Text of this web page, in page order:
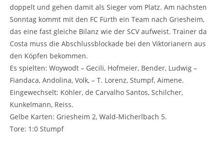
doppelt und gehen damit als Sieger vom Platz. Am nächsten
Sonntag kommt mit den FC Fürth ein Team nach Griesheim,
das eine fast gleiche Bilanz wie der SCV aufweist. Trainer da
Costa muss die Abschlussblockade bei den Viktorianern aus
den Köpfen bekommen.
Es spielten: Woywodt – Gecili, Hofmeier, Bender, Ludwig –
Fiandaca, Andolina, Volk, – T. Lorenz, Stumpf, Aimene.
Eingewechselt: Köhler, de Carvalho Santos, Schilcher,
Kunkelmann, Reiss.
Gelbe Karten: Griesheim 2, Wald-Micherlbach 5.
Tore: 1:0 Stumpf